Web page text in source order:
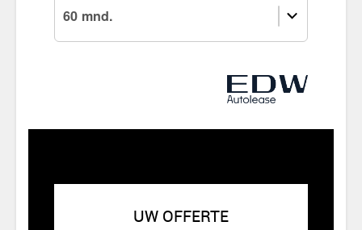
UW OFFERTE